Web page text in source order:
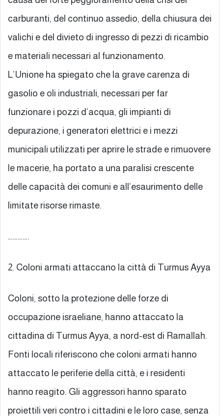
carburanti, del continuo assedio, della chiusura dei
valichi e del divieto di ingresso di pezzi di ricambio
e materiali necessari al funzionamento.
L’Unione ha spiegato che la grave carenza di
gasolio e oli industriali, necessari per far
funzionare i pozzi d’acqua, gli impianti di
depurazione, i generatori elettrici e i mezzi
municipali utilizzati per aprire le strade e rimuovere
le macerie, ha portato a una paralisi crescente
delle capacità dei comuni e all’esaurimento delle
limitate risorse rimaste.
………….
2. Coloni armati attaccano la città di Turmus Ayya
Coloni, sotto la protezione delle forze di
occupazione israeliane, hanno attaccato la
cittadina di Turmus Ayya, a nord-est di Ramallah.
Fonti locali riferiscono che coloni armati hanno
attaccato le periferie della città, e i residenti
hanno reagito. Gli aggressori hanno sparato
proiettili veri contro i cittadini e le loro case, senza